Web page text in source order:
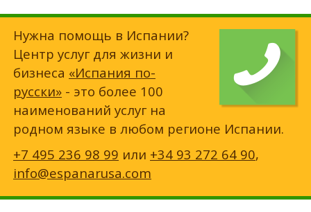
Нужна помощь в Испании?
Центр услуг для жизни и
бизнеса «Испания по-
русски» - это более 100
наименований услуг на
родном языке в любом регионе Испании.
+7 495 236 98 99 или +34 93 272 64 90,
info@espanarusa.com